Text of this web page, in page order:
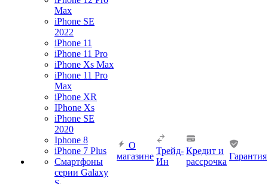
Max
iPhone SE
2022
iPhone 11
iPhone 11 Pro
iPhone Xs Max
iPhone 11 Pro
Max
iPhone XR
IPhone Xs
iPhone SE
2020
Iphone 8
iPhone 7 Plus
Смартфоны
серии Galaxy
О
магазине
Трейд-
Ин
Кредит и
рассрочка
Гарантия